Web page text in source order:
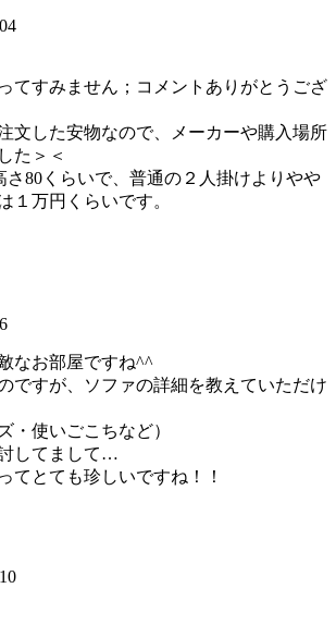
てすみません；コメントありがとうござ
文した安物なので、メーカーや購入場所
た＞＜
さ80くらいで、普通の２人掛けよりやや
１万円くらいです。
なお部屋ですね^^
ですが、ソファの詳細を教えていただけ
・使いごこちなど）
してまして…
てとても珍しいですね！！